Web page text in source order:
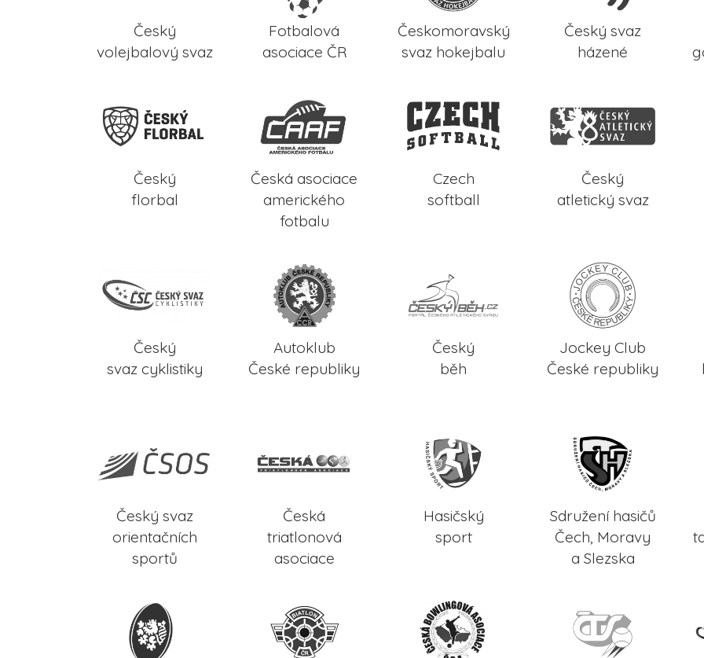
Český
volejbalový svaz
Fotbalová
asociace ČR
Českomoravský
svaz hokejbalu
Český svaz
házené
Český
florbal
Česká asociace
amerického
fotbalu
Czech
softball
Český
atletický svaz
Český
svaz cyklistiky
Autoklub
České republiky
Český
běh
Jockey Club
České republiky
Český svaz
orientačních
sportů
Česká
triatlonová
asociace
Hasičský
sport
Sdružení hasičů
Čech, Moravy
a Slezska